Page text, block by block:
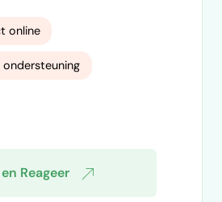
workshops en
met Exact Online
processen, geeft advies
van Exact Online en helpt
en knelpunten. Het
online
Reageer